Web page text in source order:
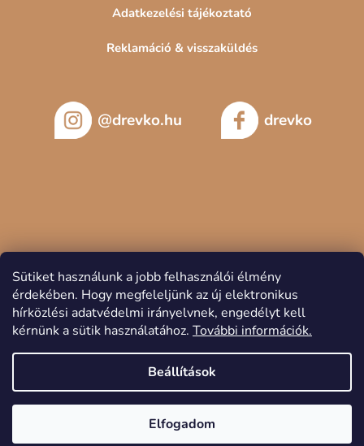
Sütiket használunk a jobb felhasználói élmény
érdekében. Hogy megfeleljünk az új elektronikus
hírközlési adatvédelmi irányelvnek, engedélyt kell
kérnünk a sütik használatához. További információk.
Beállítások
Elfogadom
Adatkezelési tájékoztató
Reklamáció & visszaküldés
@drevko.hu drevko
Shoptet készítette